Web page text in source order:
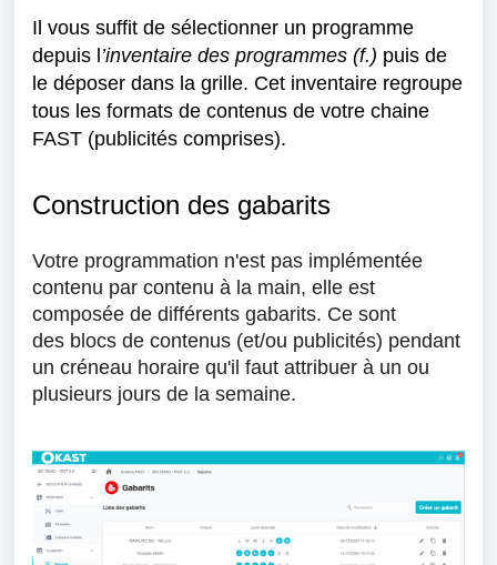
Il vous suffit de sélectionner un programme
depuis l’inventaire des programmes (f.) puis de
le déposer dans la grille. Cet inventaire regroupe
tous les formats de contenus de votre chaine
FAST (publicités comprises).
Construction des gabarits
Votre programmation n'est pas implémentée
contenu par contenu à la main, elle est
composée de différents gabarits. Ce sont
des blocs de contenus (et/ou publicités) pendant
un créneau horaire qu'il faut attribuer à un ou
plusieurs jours de la semaine.